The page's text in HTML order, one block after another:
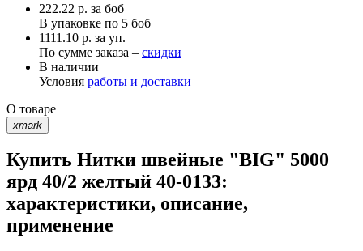
222.22 р. за боб
В упаковке по 5 боб
1111.10 р. за уп.
По сумме заказа – скидки
В наличии
Условия работы и доставки
О товаре
xmark
Купить Нитки швейные "BIG" 5000
ярд 40/2 желтый 40-0133:
характеристики, описание,
применение